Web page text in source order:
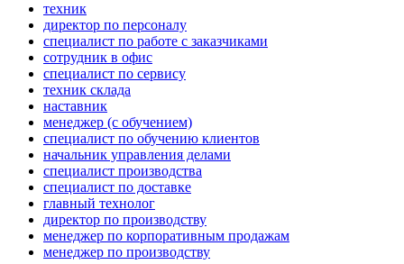
техник
директор по персоналу
специалист по работе с заказчиками
сотрудник в офис
специалист по сервису
техник склада
наставник
менеджер (с обучением)
специалист по обучению клиентов
начальник управления делами
специалист производства
специалист по доставке
главный технолог
директор по производству
менеджер по корпоративным продажам
менеджер по производству